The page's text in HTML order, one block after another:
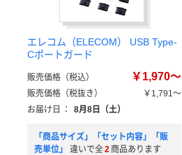
エレコム（ELECOM） USB Type-
Cポートガード
販売価格（税込） ￥1,970～
販売価格（税抜き）
￥1,791～
お届け日
： 8月8日（土）
「商品サイズ」「セット内容」「販
売単位」
違いで全2 商品あります